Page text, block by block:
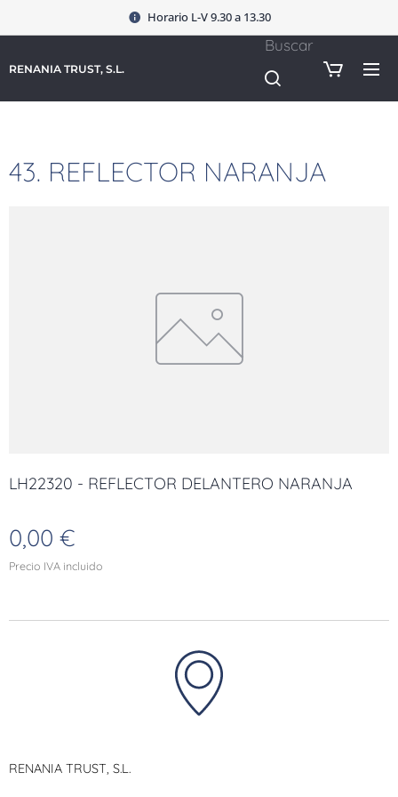
Horario L-V 9.30 a 13.30
RENANIA TRUST, S.L.
Buscar
43. REFLECTOR NARANJA
LH22320 - REFLECTOR DELANTERO NARANJA
0,00 €
Precio IVA incluido
RENANIA TRUST, S.L.